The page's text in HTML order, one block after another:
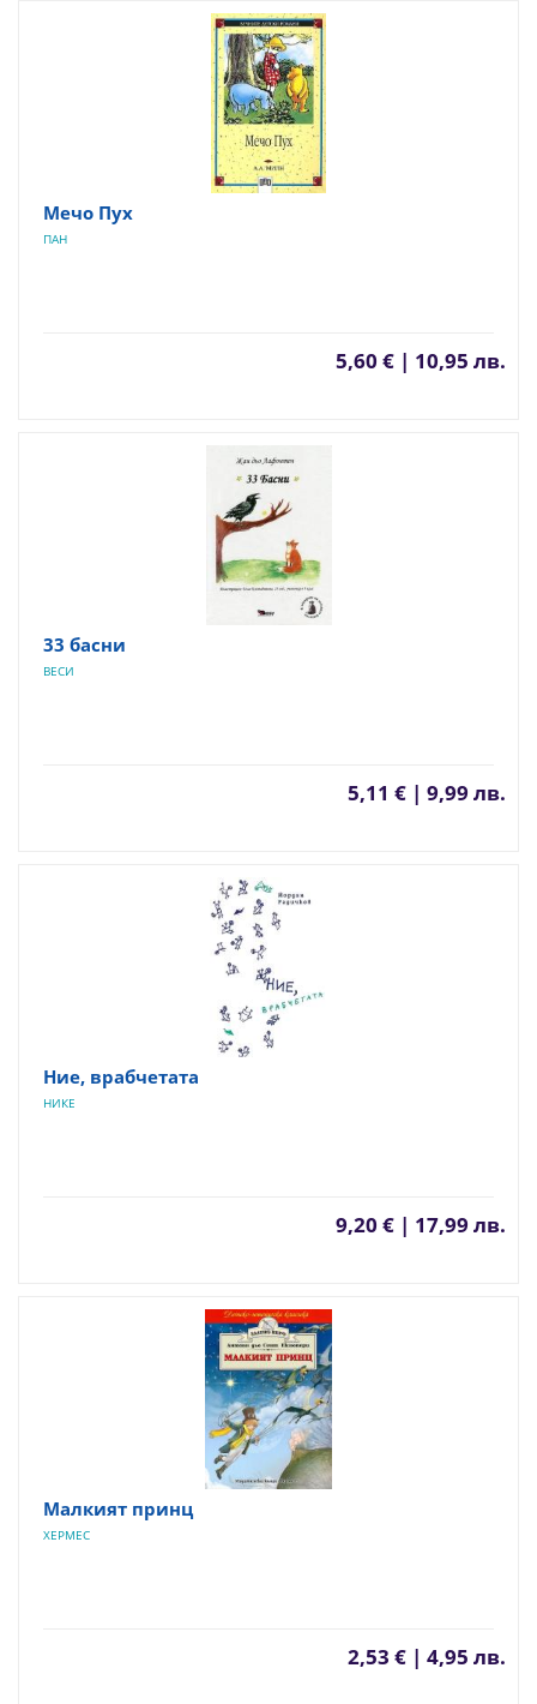
Мечо Пух
ПАН
5,60 € | 10,95 лв.
33 басни
ВЕСИ
5,11 € | 9,99 лв.
Ние, врабчетата
НИКЕ
9,20 € | 17,99 лв.
Малкият принц
ХЕРМЕС
2,53 € | 4,95 лв.